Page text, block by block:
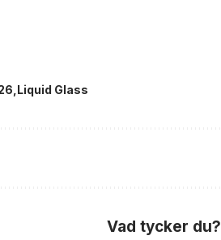
Liquid Glass
Vad tycker du?